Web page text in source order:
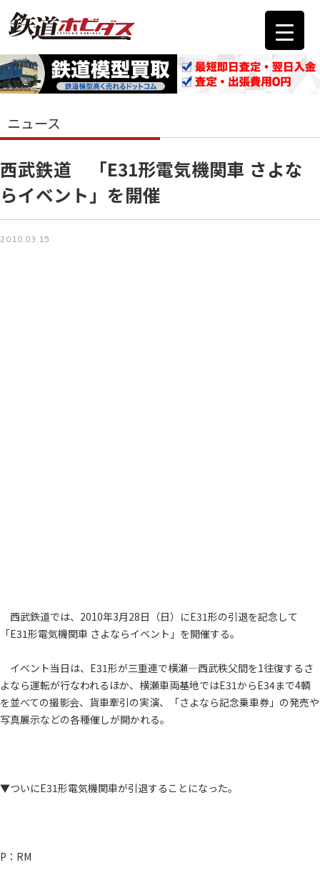
ニュース
西武鉄道 「E31形電気機関車 さよな
らイベント」を開催
2010.03.15
西武鉄道では、2010年3月28日（日）にE31形の引退を記念して
「E31形電気機関車 さよならイベント」を開催する。
イベント当日は、E31形が三重連で横瀬―西武秩父間を1往復するさ
よなら運転が行なわれるほか、横瀬車両基地ではE31からE34まで4輌
を並べての撮影会、貨車牽引の実演、「さよなら記念乗車券」の発売や
写真展示などの各種催しが開かれる。
▼ついにE31形電気機関車が引退することになった。
P：RM